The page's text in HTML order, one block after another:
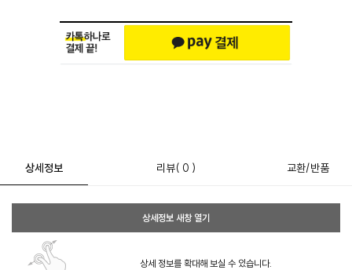
상세정보 리뷰( 0 ) 교환/반품
상세정보 새창 열기
상세 정보를 확대해 보실 수 있습니다.